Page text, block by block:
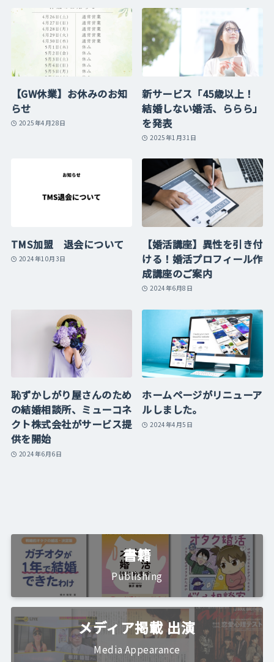
【GW休業】お休みのお知
らせ
2025年4月28日
新サービス「45歳以上！
結婚しない婚活、ららら」
を発表
2025年1月31日
TMS加盟 退会について
2024年10月3日
【婚活講座】異性を引き付
ける！婚活プロフィール作
成講座のご案内
2024年6月8日
恥ずかしがり屋さんのため
の結婚相談所、ミューコネ
クト株式会社がサービス提
供を開始
2024年6月6日
ホームページがリニューア
ルしました。
2024年4月5日
書籍
Publishing
メディア掲載 出演
Media Appearance